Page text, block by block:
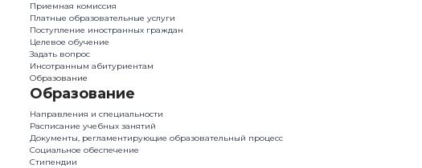
Приемная комиссия
Платные образовательные услуги
Поступление иностранных граждан
Целевое обучение
Задать вопрос
Инсотранным абитуриентам
Образование
Образование
Направления и специальности
Расписание учебных занятий
Документы, регламентирующие образовательный процесс
Социальное обеспечение
Стипендии